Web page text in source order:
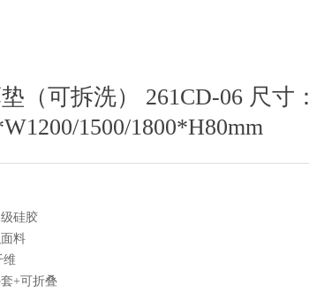
（可拆洗） 261CD-06 尺寸：
1500/1800*H80mm
硅胶
料
维
+可折叠